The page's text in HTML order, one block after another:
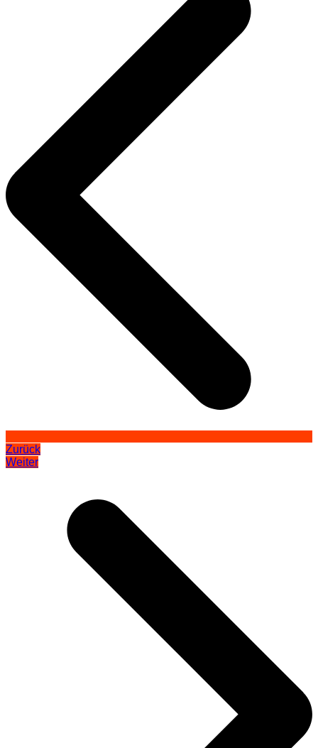
Zurück
Weiter